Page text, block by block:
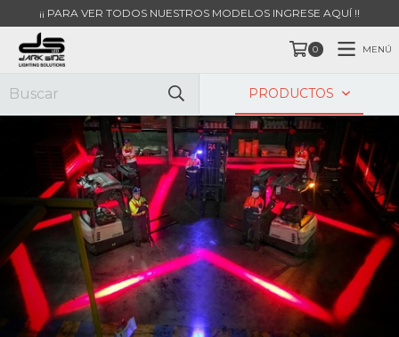
¡¡ PARA VER TODOS NUESTROS MODELOS INGRESE AQUÍ !!
0 MENÚ
PRODUCTOS